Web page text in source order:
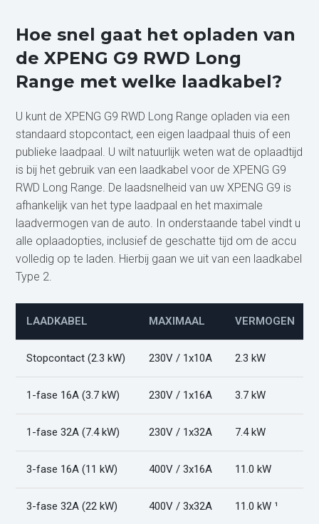
Hoe snel gaat het opladen van
de XPENG G9 RWD Long
Range met welke laadkabel?
U kunt de XPENG G9 RWD Long Range opladen via een
standaard stopcontact, een eigen laadpaal thuis of een
publieke laadpaal. U wilt natuurlijk weten wat de oplaadtijd
is bij het gebruik van een laadkabel voor de XPENG G9
RWD Long Range. De laadsnelheid van uw XPENG G9 is
afhankelijk van het type laadpaal en het maximale
laadvermogen van de auto. In onderstaande tabel vindt u
alle oplaadopties, inclusief de geschatte tijd om de accu
volledig op te laden. Hierbij gaan we uit van een laadkabel
Type 2.
LAADKABEL MAXIMAAL VERMOGEN
Stopcontact (2.3 kW) 230V / 1x10A 2.3 kW
1-fase 16A (3.7 kW) 230V / 1x16A 3.7 kW
1-fase 32A (7.4 kW) 230V / 1x32A 7.4 kW
3-fase 16A (11 kW) 400V / 3x16A 11.0 kW
3-fase 32A (22 kW) 400V / 3x32A 11.0 kW ¹